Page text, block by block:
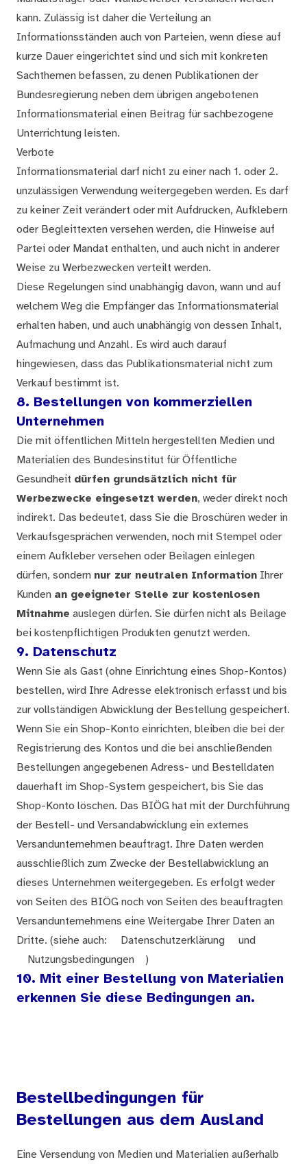
kann. Zulässig ist daher die Verteilung an
Informationsständen auch von Parteien, wenn diese auf
kurze Dauer eingerichtet sind und sich mit konkreten
Sachthemen befassen, zu denen Publikationen der
Bundesregierung neben dem übrigen angebotenen
Informationsmaterial einen Beitrag für sachbezogene
Unterrichtung leisten.
Verbote
Informationsmaterial darf nicht zu einer nach 1. oder 2.
unzulässigen Verwendung weitergegeben werden. Es darf
zu keiner Zeit verändert oder mit Aufdrucken, Aufklebern
oder Begleittexten versehen werden, die Hinweise auf
Partei oder Mandat enthalten, und auch nicht in anderer
Weise zu Werbezwecken verteilt werden.
Diese Regelungen sind unabhängig davon, wann und auf
welchem Weg die Empfänger das Informationsmaterial
erhalten haben, und auch unabhängig von dessen Inhalt,
Aufmachung und Anzahl. Es wird auch darauf
hingewiesen, dass das Publikationsmaterial nicht zum
Verkauf bestimmt ist.
8. Bestellungen von kommerziellen
Unternehmen
Die mit öffentlichen Mitteln hergestellten Medien und
Materialien des Bundesinstitut für Öffentliche
Gesundheit dürfen grundsätzlich nicht für
Werbezwecke eingesetzt werden, weder direkt noch
indirekt. Das bedeutet, dass Sie die Broschüren weder in
Verkaufsgesprächen verwenden, noch mit Stempel oder
einem Aufkleber versehen oder Beilagen einlegen
dürfen, sondern nur zur neutralen Information Ihrer
Kunden an geeigneter Stelle zur kostenlosen
Mitnahme auslegen dürfen. Sie dürfen nicht als Beilage
bei kostenpflichtigen Produkten genutzt werden.
9. Datenschutz
Wenn Sie als Gast (ohne Einrichtung eines Shop-Kontos)
bestellen, wird Ihre Adresse elektronisch erfasst und bis
zur vollständigen Abwicklung der Bestellung gespeichert.
Wenn Sie ein Shop-Konto einrichten, bleiben die bei der
Registrierung des Kontos und die bei anschließenden
Bestellungen angegebenen Adress- und Bestelldaten
dauerhaft im Shop-System gespeichert, bis Sie das
Shop-Konto löschen. Das BIÖG hat mit der Durchführung
der Bestell- und Versandabwicklung ein externes
Versandunternehmen beauftragt. Ihre Daten werden
ausschließlich zum Zwecke der Bestellabwicklung an
dieses Unternehmen weitergegeben. Es erfolgt weder
von Seiten des BIÖG noch von Seiten des beauftragten
Versandunternehmens eine Weitergabe Ihrer Daten an
Dritte. (siehe auch:
Datenschutzerklärung
und
Nutzungsbedingungen
)
10. Mit einer Bestellung von Materialien
erkennen Sie diese Bedingungen an.
Bestellbedingungen für
Bestellungen aus dem Ausland
Eine Versendung von Medien und Materialien außerhalb